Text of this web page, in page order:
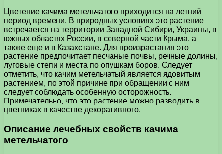
Цветение качима метельчатого приходится на летний
период времени. В природных условиях это растение
встречается на территории Западной Сибири, Украины, в
южных областях России, в северной части Крыма, а
также еще и в Казахстане. Для произрастания это
растение предпочитает песчаные почвы, речные долины,
луговые степи и места по опушкам боров. Следует
отметить, что качим метельчатый является ядовитым
растением, по этой причине при обращении с ним
следует соблюдать особенную осторожность.
Примечательно, что это растение можно разводить в
цветниках в качестве декоративного.
Описание лечебных свойств качима
метельчатого